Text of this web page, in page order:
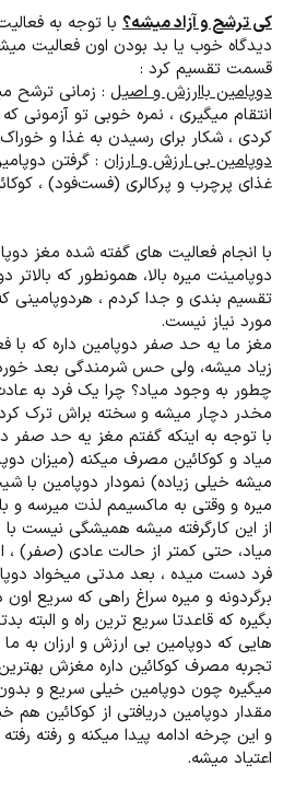
کی ترشح و آزاد میشه؟ با توجه به
دیدگاه خوب یا بد بودن اون فعالیت
قسمت تقسیم کرد :
دوپامین باارزش و اصیل : زمانی ترشح
انتقام میگیری ، نمره خوبی تو آزمونی
کردی ، شکار برای رسیدن به غذا و
دوپامین بی ارزش و ارزان : گرفتن
غذای پرچرب و پرکالری (فست‌فود) ،
با انجام فعالیت های گفته شده مغز
دوپامینت میره بالا، همونطور که
تقسیم بندی و جدا کردم ، هردوپامینی
مورد نیاز نیست.
مغز ما یه حد صفر دوپامین داره که با
زیاد میشه، ولی حس شرمندگی بعد
چطور به وجود میاد؟ چرا یک فرد به
مخدر دچار میشه و سخته براش ترک
با توجه به اینکه گفتم مغز یه حد صفر
میاد و کوکائین مصرف میکنه (میزان
میشه خیلی زیاده) نمودار دوپامین با
میره و وقتی به ماکسیمم لذت میرسه و
از این کارگرفته میشه همیشگی نیست
میاد، حتی کمتر از حالت عادی (صفر)
فرد دست میده ، بعد مدتی میخواد
برگردونه و میره سراغ راهی که سریع
بگیره که قاعدتا سریع ترین راه و البته
هایی که دوپامین بی ارزش و ارزان به
تجربه مصرف کوکائین داره مغزش
میگیره چون دوپامین خیلی سریع و
مقدار دوپامین دریافتی از کوکائین هم
و این چرخه ادامه پیدا میکنه و رفته
اعتیاد میشه.